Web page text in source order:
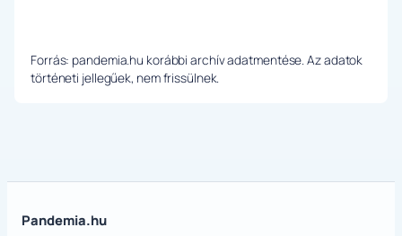
Forrás: pandemia.hu korábbi archív adatmentése. Az adatok
történeti jellegűek, nem frissülnek.
Pandemia.hu